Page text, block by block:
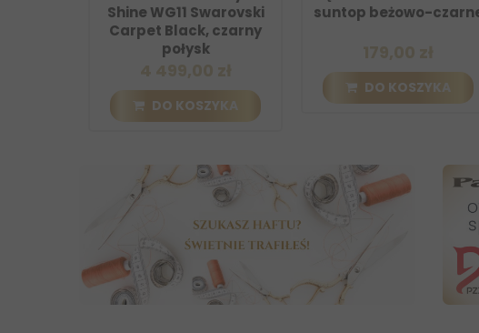
Shine WG11 Swarovski
Carpet Black, czarny
DO KOSZYKA
suntop beżowo-czarne
DO KOSZYKA